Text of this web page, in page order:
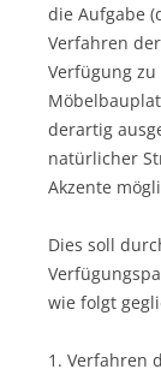
die Aufgabe
Verfahren
Verfügung
derartig
natürlicher
Akzente
Dies soll
wie folgt
1. Verfahren